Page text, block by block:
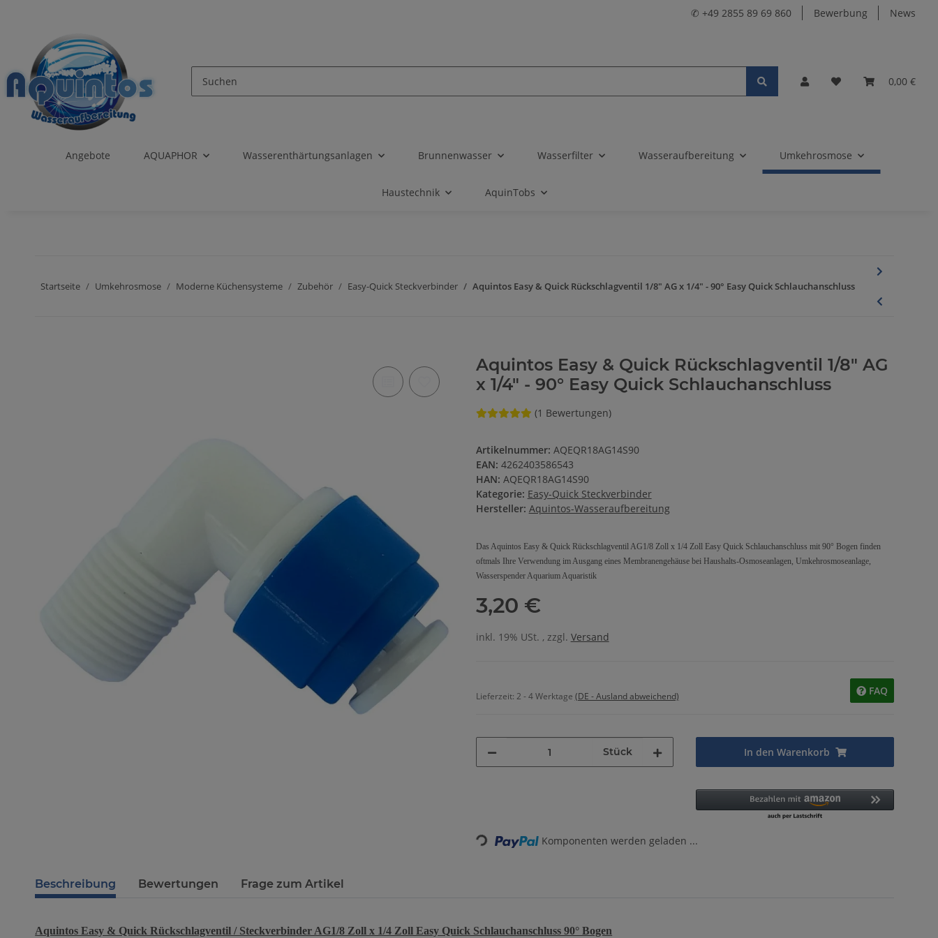
✆ +49 2855 89 69 860 Bewerbung News
0,00 €
Angebote AQUAPHOR Wasserenthärtungsanlagen Brunnenwasser Wasserfilter Wasseraufbereitung Umkehrosmose
Haustechnik AquinTobs
Startseite Umkehrosmose Moderne Küchensysteme Zubehör Easy-Quick Steckverbinder Aquintos Easy & Quick Rückschlagventil 1/8" AG x 1/4" - 90° Easy Quick Schlauchanschluss
Aquintos Easy & Quick Rückschlagventil 1/8" AG
x 1/4" - 90° Easy Quick Schlauchanschluss
(1 Bewertungen)
Artikelnummer: AQEQR18AG14S90
EAN: 4262403586543
HAN: AQEQR18AG14S90
Kategorie: Easy-Quick Steckverbinder
Hersteller: Aquintos-Wasseraufbereitung
Das Aquintos Easy & Quick Rückschlagventil AG1/8 Zoll x 1/4 Zoll Easy Quick Schlauchanschluss mit 90° Bogen finden
oftmals Ihre Verwendung im Ausgang eines Membranengehäuse bei Haushalts-Osmoseanlagen, Umkehrosmoseanlage,
Wasserspender Aquarium Aquaristik
3,20 €
inkl. 19% USt. , zzgl. Versand
Lieferzeit: 2 - 4 Werktage (DE - Ausland abweichend) FAQ
Stück In den Warenkorb
Loading... Komponenten werden geladen ...
Beschreibung Bewertungen Frage zum Artikel
Aquintos Easy & Quick Rückschlagventil / Steckverbinder AG1/8 Zoll x 1/4 Zoll Easy Quick Schlauchanschluss 90° Bogen